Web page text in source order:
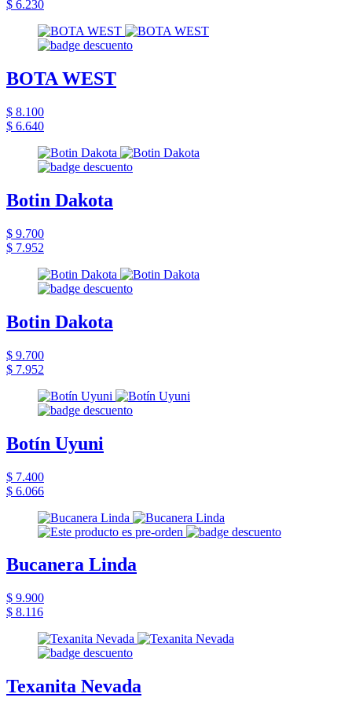
$ 6.230
BOTA WEST
$ 8.100
$ 6.640
Botin Dakota
$ 9.700
$ 7.952
Botin Dakota
$ 9.700
$ 7.952
Botín Uyuni
$ 7.400
$ 6.066
Bucanera Linda
$ 9.900
$ 8.116
Texanita Nevada